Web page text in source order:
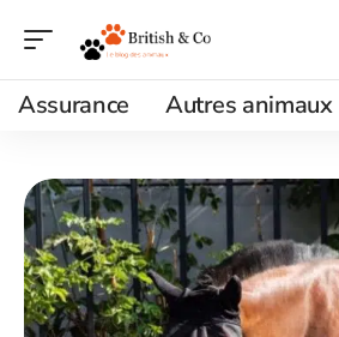
Assurance Autres animaux